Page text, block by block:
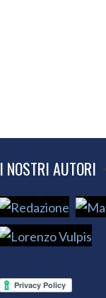
I NOSTRI AUTORI